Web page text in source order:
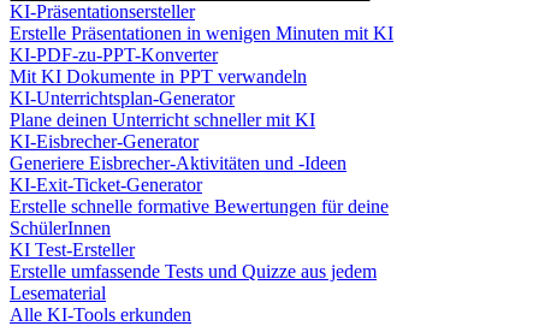
KI-Präsentationsersteller
Erstelle Präsentationen in wenigen Minuten mit KI
KI-PDF-zu-PPT-Konverter
Mit KI Dokumente in PPT verwandeln
KI-Unterrichtsplan-Generator
Plane deinen Unterricht schneller mit KI
KI-Eisbrecher-Generator
Generiere Eisbrecher-Aktivitäten und -Ideen
KI-Exit-Ticket-Generator
Erstelle schnelle formative Bewertungen für deine
SchülerInnen
KI Test-Ersteller
Erstelle umfassende Tests und Quizze aus jedem
Lesematerial
Alle KI-Tools erkunden